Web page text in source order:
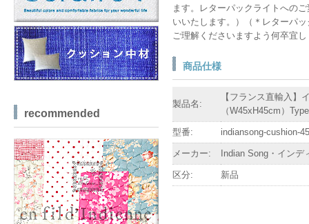
ます。レターパックライトへの
いいたします。）（＊レターパ
ご理解くださいますよう何卒宜
商品仕様
製品名:
【フランス直輸入
（W45xH45cm）
型番: indiansong-cushion-
メーカー: Indian Song・インデ
区分: 新品
recommended